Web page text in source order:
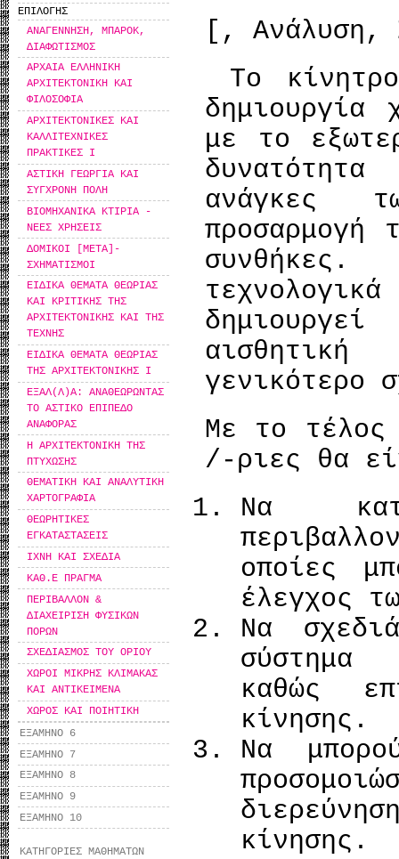
ΕΠΙΛΟΓΗΣ
ΑΝΑΓΕΝΝΗΣΗ, ΜΠΑΡΟΚ,
ΔΙΑΦΩΤΙΣΜΟΣ
ΑΡΧΑΙΑ ΕΛΛΗΝΙΚΗ
ΑΡΧΙΤΕΚΤΟΝΙΚΗ ΚΑΙ
ΦΙΛΟΣΟΦΙΑ
ΑΡΧΙΤΕΚΤΟΝΙΚΕΣ ΚΑΙ
ΚΑΛΛΙΤΕΧΝΙΚΕΣ
ΠΡΑΚΤΙΚΕΣ Ι
ΑΣΤΙΚΗ ΓΕΩΡΓΙΑ ΚΑΙ
ΣΥΓΧΡΟΝΗ ΠΟΛΗ
ΒΙΟΜΗΧΑΝΙΚΑ ΚΤΙΡΙΑ -
ΝΕΕΣ ΧΡΗΣΕΙΣ
ΔΟΜΙΚΟΙ [ΜΕΤΑ]-
ΣΧΗΜΑΤΙΣΜΟΙ
ΕΙΔΙΚΑ ΘΕΜΑΤΑ ΘΕΩΡΙΑΣ
ΚΑΙ ΚΡΙΤΙΚΗΣ ΤΗΣ
ΑΡΧΙΤΕΚΤΟΝΙΚΗΣ ΚΑΙ ΤΗΣ
ΤΕΧΝΗΣ
ΕΙΔΙΚΑ ΘΕΜΑΤΑ ΘΕΩΡΙΑΣ
ΤΗΣ ΑΡΧΙΤΕΚΤΟΝΙΚΗΣ Ι
ΕΞΑΛ(Λ)Α: ΑΝΑΘΕΩΡΩΝΤΑΣ
ΤΟ ΑΣΤΙΚΟ ΕΠΙΠΕΔΟ
ΑΝΑΦΟΡΑΣ
Η ΑΡΧΙΤΕΚΤΟΝΙΚΗ ΤΗΣ
ΠΤΥΧΩΣΗΣ
ΘΕΜΑΤΙΚΗ ΚΑΙ ΑΝΑΛΥΤΙΚΗ
ΧΑΡΤΟΓΡΑΦΙΑ
ΘΕΩΡΗΤΙΚΕΣ
ΕΓΚΑΤΑΣΤΑΣΕΙΣ
ΙΧΝΗ ΚΑΙ ΣΧΕΔΙΑ
ΚΑΘ.Ε ΠΡΑΓΜΑ
ΠΕΡΙΒΑΛΛΟΝ &
ΔΙΑΧΕΙΡΙΣΗ ΦΥΣΙΚΩΝ
ΠΟΡΩΝ
ΣΧΕΔΙΑΣΜΟΣ ΤΟΥ ΟΡΙΟΥ
ΧΩΡΟΙ ΜΙΚΡΗΣ ΚΛΙΜΑΚΑΣ
ΚΑΙ ΑΝΤΙΚΕΙΜΕΝΑ
ΧΩΡΟΣ ΚΑΙ ΠΟΙΗΤΙΚΗ
ΕΞΑΜΗΝΟ 6
ΕΞΑΜΗΝΟ 7
ΕΞΑΜΗΝΟ 8
ΕΞΑΜΗΝΟ 9
ΕΞΑΜΗΝΟ 10
ΚΑΤΗΓΟΡΙΕΣ ΜΑΘΗΜΑΤΩΝ
[, Ανάλυση,
Το
δημιουργία
με το
ανάγκες
προσαρμογή
γενικότερο
Με το τέλος
/-ριες θα
Να
οποίες
έλεγχος
Να
σύστημα
καθώς
κίνησης.
Να
κίνησης.